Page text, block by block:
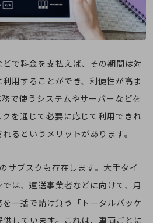
をご紹介します
別ウィンドウで開きます
チ
で料金を支払えば、その期間は対
用することができ、利便性が高ま
で使うシステムやサーバーなどを
を通じて必要に応じて利用できれ
るというメリットがあります。
サブスクも存在します。大手タイ
は、運送事業者などに向けて、月
一括で請け負う「トータルパッケ
しています。これは、車両ごとに